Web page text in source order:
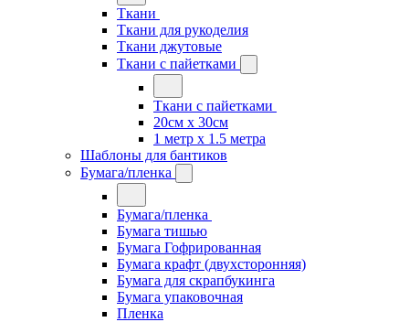
Ткани
Ткани для рукоделия
Ткани джутовые
Ткани с пайетками
Ткани с пайетками
20см х 30см
1 метр х 1.5 метра
Шаблоны для бантиков
Бумага/пленка
Бумага/пленка
Бумага тишью
Бумага Гофрированная
Бумага крафт (двухсторонняя)
Бумага для скрапбукинга
Бумага упаковочная
Пленка